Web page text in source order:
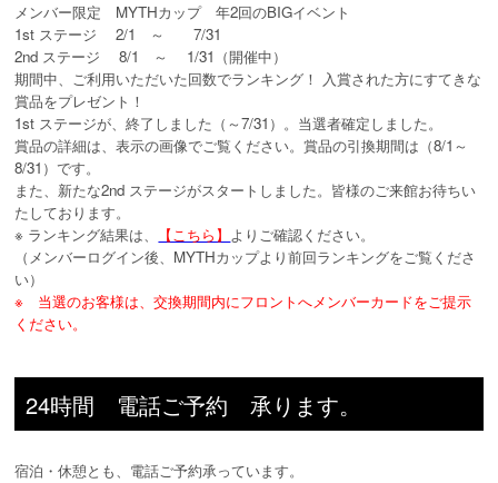
メンバー限定 MYTHカップ 年2回のBIGイベント
1st ステージ 2/1 ～ 7/31
2nd ステージ 8/1 ～ 1/31（開催中）
期間中、ご利用いただいた回数でランキング！ 入賞された方にすてきな
賞品をプレゼント！
1st ステージが、終了しました（～7/31）。当選者確定しました。
賞品の詳細は、表示の画像でご覧ください。賞品の引換期間は（8/1～
8/31）です。
また、新たな2nd ステージがスタートしました。皆様のご来館お待ちい
たしております。
※ ランキング結果は、
【こちら】 よりご確認ください。
（メンバーログイン後、MYTHカップより前回ランキングをご覧くださ
い）
※ 当選のお客様は、交換期間内にフロントへメンバーカードをご提示
ください。
24時間 電話ご予約 承ります。
宿泊・休憩とも、電話ご予約承っています。